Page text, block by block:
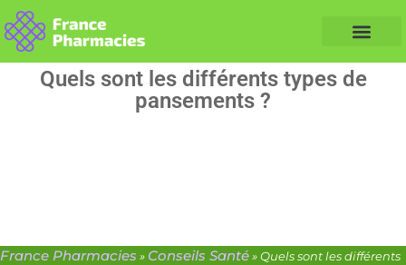
Quels sont les différents types de
pansements ?
France Pharmacies » Conseils Santé»Quels sont les différents